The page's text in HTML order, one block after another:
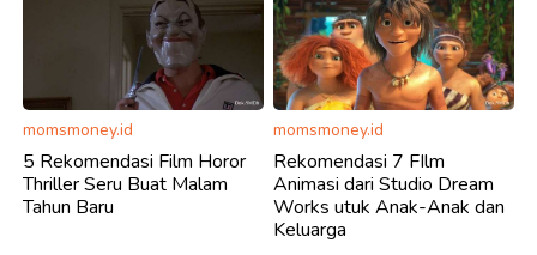
momsmoney.id
5 Rekomendasi Film Horor
Thriller Seru Buat Malam
Tahun Baru
momsmoney.id
Rekomendasi 7 FIlm
Animasi dari Studio Dream
Works utuk Anak-Anak dan
Keluarga